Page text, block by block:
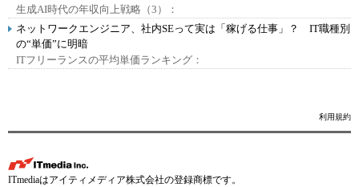
生成AI時代の年収向上戦略（3）：
ネットワークエンジニア、社内SEって実は「稼げる仕事」？ IT職種別
の“単価”に明暗
ITフリーランスの平均単価ランキング：
利用規約
ITmediaはアイティメディア株式会社の登録商標です。